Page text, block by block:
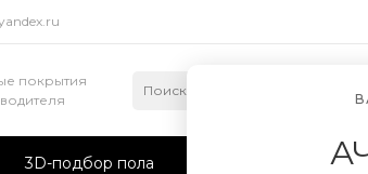
покрытия
3D-подбор пола